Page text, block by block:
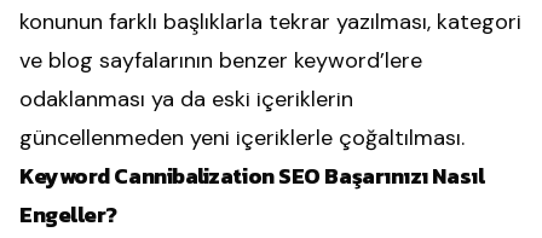
konunun farklı başlıklarla tekrar yazılması, kategori
ve blog sayfalarının benzer keyword’lere
odaklanması ya da eski içeriklerin
güncellenmeden yeni içeriklerle çoğaltılması.
Keyword Cannibalization SEO Başarınızı Nasıl
Engeller?